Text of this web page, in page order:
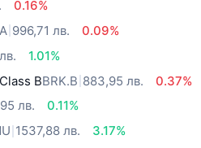
0.16%
996,71 лв.
0.09%
1.01%
BBRK.B 883,95 лв.
0.37%
лв.
0.11%
1537,88 лв.
3.17%